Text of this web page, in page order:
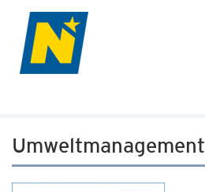
Umweltmanagement